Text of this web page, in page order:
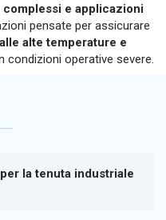
complessi e applicazioni
pensate per assicurare
alte temperature e
condizioni operative severe.
la tenuta industriale